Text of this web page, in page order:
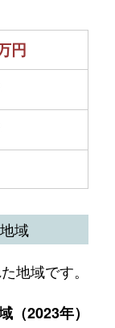
円
域
地域です。
（2023年）